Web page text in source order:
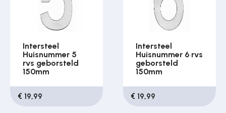
Intersteel
Huisnummer 5
rvs geborsteld
150mm
€ 19,99
Intersteel
Huisnummer 6 rvs
geborsteld
150mm
€ 19,99